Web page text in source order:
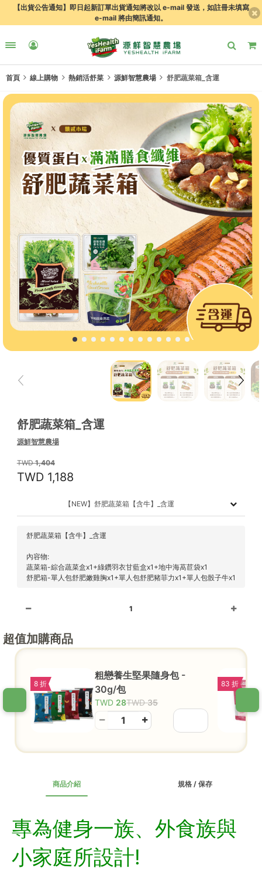
【出貨公告通知】即日起新訂單出貨通知將改以 e-mail 發送，如註冊未填寫
e-mail 將由簡訊通知。
首頁 線上購物 熱銷活舒菜 源鮮智慧農場 舒肥蔬菜箱_含運
舒肥蔬菜箱_含運
源鮮智慧農場
1,404
1,188
【NEW】舒肥蔬菜箱【含牛】_含運
舒肥蔬菜箱【含牛】_含運
內容物:
蔬菜箱-綜合蔬菜盒x1+綠鑽羽衣甘藍盒x1+地中海萵苣袋x1
舒肥箱-單人包舒肥嫩雞胸x1+單人包舒肥豬菲力x1+單人包骰子牛x1
1
超值加購商品
8 折
粗戀養生堅果隨身包 -
30g/包
28 35
83 折
商品介紹 規格 / 保存
專為健身一族、外食族與
小家庭所設計!